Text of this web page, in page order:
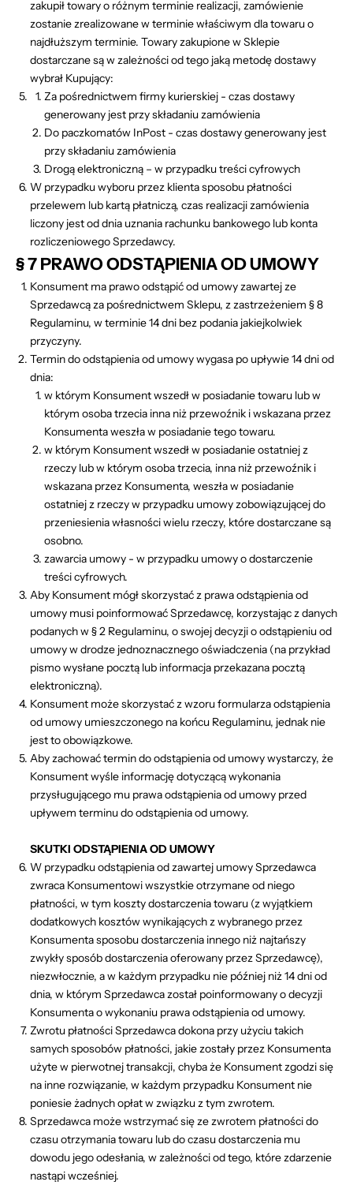
zakupił towary o różnym terminie realizacji, zamówienie
zostanie zrealizowane w terminie właściwym dla towaru o
najdłuższym terminie. Towary zakupione w Sklepie
dostarczane są w zależności od tego jaką metodę dostawy
wybrał Kupujący:
Za pośrednictwem firmy kurierskiej - czas dostawy
generowany jest przy składaniu zamówienia
Do paczkomatów InPost - czas dostawy generowany jest
przy składaniu zamówienia
Drogą elektroniczną – w przypadku treści cyfrowych
W przypadku wyboru przez klienta sposobu płatności
przelewem lub kartą płatniczą, czas realizacji zamówienia
liczony jest od dnia uznania rachunku bankowego lub konta
rozliczeniowego Sprzedawcy.
§ 7 PRAWO ODSTĄPIENIA OD UMOWY
Konsument ma prawo odstąpić od umowy zawartej ze
Sprzedawcą za pośrednictwem Sklepu, z zastrzeżeniem § 8
Regulaminu, w terminie 14 dni bez podania jakiejkolwiek
przyczyny.
Termin do odstąpienia od umowy wygasa po upływie 14 dni od
dnia:
w którym Konsument wszedł w posiadanie towaru lub w
którym osoba trzecia inna niż przewoźnik i wskazana przez
Konsumenta weszła w posiadanie tego towaru.
w którym Konsument wszedł w posiadanie ostatniej z
rzeczy lub w którym osoba trzecia, inna niż przewoźnik i
wskazana przez Konsumenta, weszła w posiadanie
ostatniej z rzeczy w przypadku umowy zobowiązującej do
przeniesienia własności wielu rzeczy, które dostarczane są
osobno.
zawarcia umowy - w przypadku umowy o dostarczenie
treści cyfrowych.
Aby Konsument mógł skorzystać z prawa odstąpienia od
umowy musi poinformować Sprzedawcę, korzystając z danych
podanych w § 2 Regulaminu, o swojej decyzji o odstąpieniu od
umowy w drodze jednoznacznego oświadczenia (na przykład
pismo wysłane pocztą lub informacja przekazana pocztą
elektroniczną).
Konsument może skorzystać z wzoru formularza odstąpienia
od umowy umieszczonego na końcu Regulaminu, jednak nie
jest to obowiązkowe.
Aby zachować termin do odstąpienia od umowy wystarczy, że
Konsument wyśle informację dotyczącą wykonania
przysługującego mu prawa odstąpienia od umowy przed
upływem terminu do odstąpienia od umowy.
SKUTKI ODSTĄPIENIA OD UMOWY
W przypadku odstąpienia od zawartej umowy Sprzedawca
zwraca Konsumentowi wszystkie otrzymane od niego
płatności, w tym koszty dostarczenia towaru (z wyjątkiem
dodatkowych kosztów wynikających z wybranego przez
Konsumenta sposobu dostarczenia innego niż najtańszy
zwykły sposób dostarczenia oferowany przez Sprzedawcę),
niezwłocznie, a w każdym przypadku nie później niż 14 dni od
dnia, w którym Sprzedawca został poinformowany o decyzji
Konsumenta o wykonaniu prawa odstąpienia od umowy.
Zwrotu płatności Sprzedawca dokona przy użyciu takich
samych sposobów płatności, jakie zostały przez Konsumenta
użyte w pierwotnej transakcji, chyba że Konsument zgodzi się
na inne rozwiązanie, w każdym przypadku Konsument nie
poniesie żadnych opłat w związku z tym zwrotem.
Sprzedawca może wstrzymać się ze zwrotem płatności do
czasu otrzymania towaru lub do czasu dostarczenia mu
dowodu jego odesłania, w zależności od tego, które zdarzenie
nastąpi wcześniej.